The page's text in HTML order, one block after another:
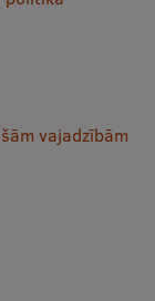
vajadzībām